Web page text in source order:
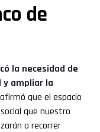
de
la necesidad de
ampliar la
que el espacio
que nuestro
a recorrer